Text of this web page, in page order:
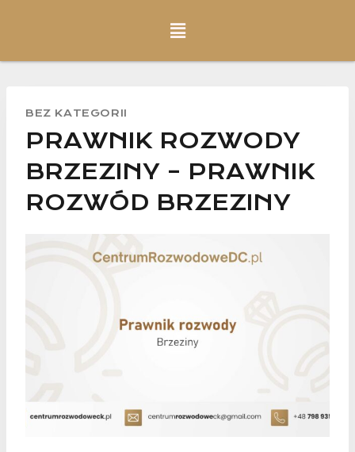
BEZ KATEGORII
PRAWNIK ROZWODY
BRZEZINY – PRAWNIK
ROZWÓD BRZEZINY